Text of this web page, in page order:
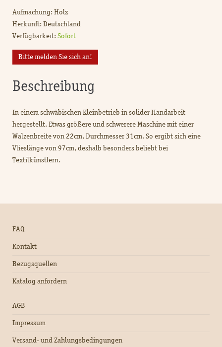
Aufmachung: Holz
Herkunft: Deutschland
Verfügbarkeit: Sofort
Bitte melden Sie sich an!
Beschreibung
In einem schwäbischen Kleinbetrieb in solider Handarbeit
hergestellt. Etwas größere und schwerere Maschine mit einer
Walzenbreite von 22cm, Durchmesser 31cm. So ergibt sich eine
Vlieslänge von 97cm, deshalb besonders beliebt bei
Textilkünstlern.
FAQ
Kontakt
Bezugsquellen
Katalog anfordern
AGB
Impressum
Versand- und Zahlungsbedingungen